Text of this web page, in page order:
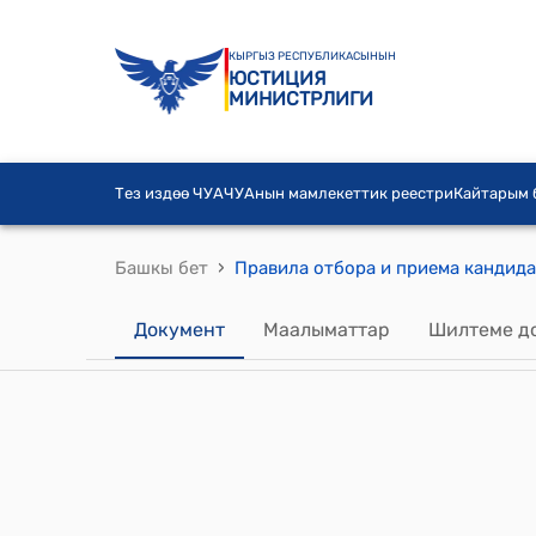
КЫРГЫЗ РЕСПУБЛИКАСЫНЫН
ЮСТИЦИЯ
МИНИСТРЛИГИ
Тез издөө ЧУАЧУАнын мамлекеттик реестриКайтарым
Башкы бет ›
Документ Маалыматтар Шилтеме